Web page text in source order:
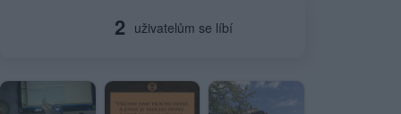
2 uživatelům se líbí